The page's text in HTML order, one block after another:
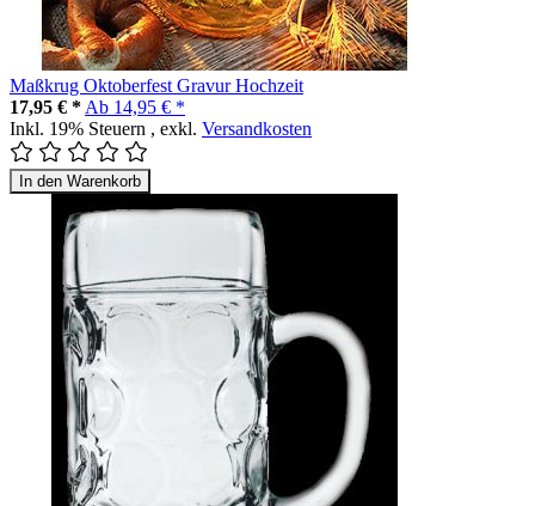
Maßkrug Oktoberfest Gravur Hochzeit
17,95 € * Ab 14,95 € *
Inkl. 19% Steuern , exkl. Versandkosten
In den Warenkorb